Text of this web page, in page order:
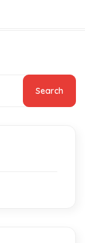
Search